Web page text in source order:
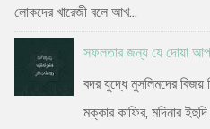
লোকদের খারেজী বলে আখ...
সফলতার জন্য যে দোয়া
বদর যুদ্ধে মুসলিমদের
মক্কার কাফির, মদিনার